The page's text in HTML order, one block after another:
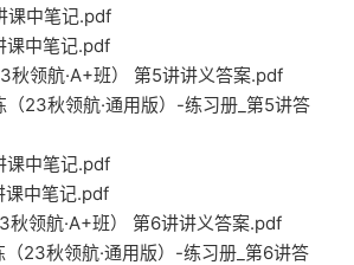
课中笔记.pdf
课中笔记.pdf
秋领航·A+班） 第5讲讲义答案.pdf
（23秋领航·通用版）-练习册_第5讲答
课中笔记.pdf
课中笔记.pdf
秋领航·A+班） 第6讲讲义答案.pdf
（23秋领航·通用版）-练习册_第6讲答